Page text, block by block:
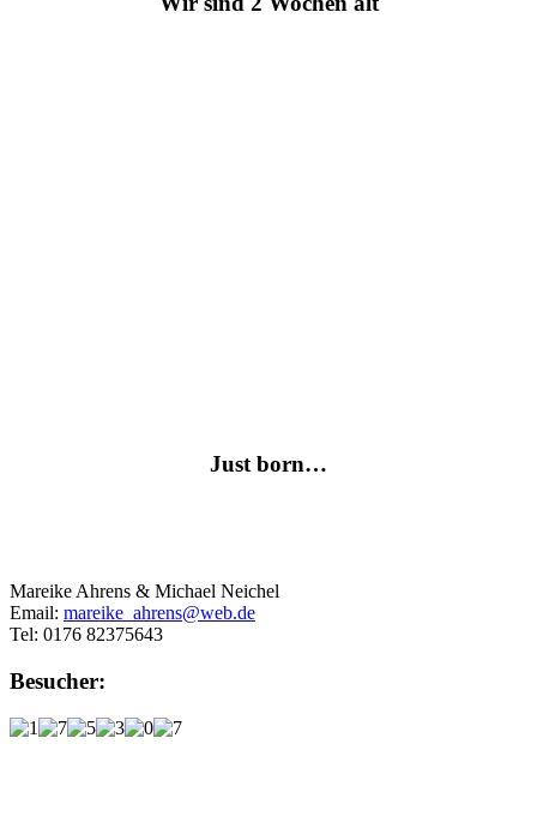
Just born…
Mareike Ahrens & Michael Neichel
Email: mareike_ahrens@web.de
Tel: 0176 82375643
Besucher: